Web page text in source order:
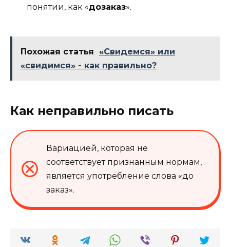
понятии, как «дозаказ».
Похожая статья
«Свидемся» или
«свидимся» - как правильно?
Как неправильно писать
Вариацией, которая не
соответствует признанным нормам,
является употребление слова «до
заказ».